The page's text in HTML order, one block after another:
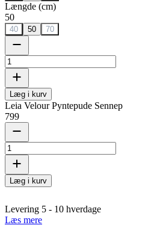
Længde (cm)
50
40 50 70
Læg i kurv
Leia Velour Pyntepude Sennep
799
Læg i kurv
Levering 5 - 10 hverdage
Læs mere